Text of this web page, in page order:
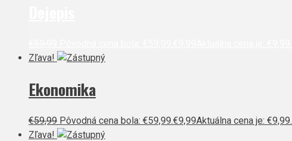
Zľava!
Ekonomika
€59,99 Pôvodná cena bola: €59,99.€9,99Aktuálna cena je: €9,99.
Zľava!